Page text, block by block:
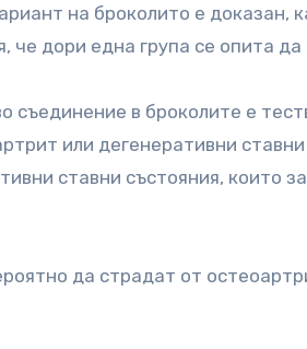
на броколито е доказан,
че дори една група се опита
съединение в броколите е
или дегенеративни
ставни състояния, които
да страдат от